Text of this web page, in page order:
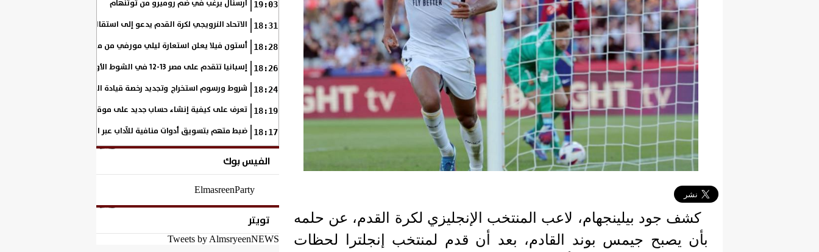
كشف جود بيلينجهام، لاعب المنتخب الإنجليزي لكرة القدم، عن حلمه
بأن يصبح جيمس بوند القادم، بعد أن قدم لمنتخب إنجلترا لحظات
19:03 أرسنال يرغب في ضم روميرو من توتنهام
18:31 الاتحاد النرويجي لكرة القدم يدعو إلى استقالة جاني إنفانتينو
18:28 أستون فيلا يعلن استعارة ليلي مورفي من مانشستر سيتي
18:26 إسبانيا تتقدم على مصر 13-12 في الشوط الأول.. وناشئات الفراعنة يواصلن حلم بلوغ نهائي مونديال اليد
18:24 شروط ورسوم استخراج وتجديد رخصة قيادة الدراجة النارية
18:19 تعرف على كيفية إنشاء حساب جديد على موقع وزارة الداخلية المصرية
18:17 ضبط متهم بتسويق أدوات منافية للآداب عبر السوشيال ميديا
الفيس بوك
ElmasreenParty
تويتر
Tweets by AlmsryeenNEWS